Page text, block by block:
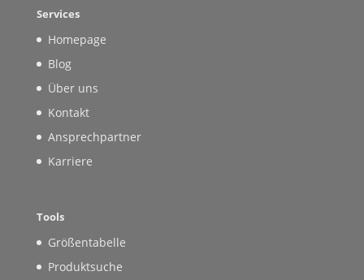
Services
Homepage
Blog
Über uns
Kontakt
Ansprechpartner
Karriere
Tools
Größentabelle
Produktsuche